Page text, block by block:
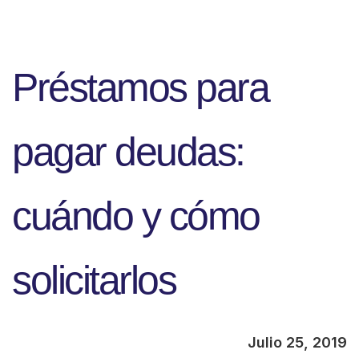
Préstamos para
pagar deudas:
cuándo y cómo
solicitarlos
Julio 25, 2019